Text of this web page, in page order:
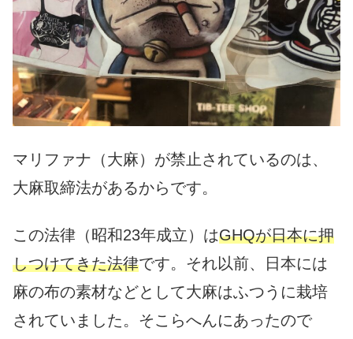
マリファナ（大麻）が禁止されているのは、
大麻取締法があるからです。
この法律（昭和23年成立）はGHQが日本に押
しつけてきた法律です。それ以前、日本には
麻の布の素材などとして大麻はふつうに栽培
されていました。そこらへんにあったので